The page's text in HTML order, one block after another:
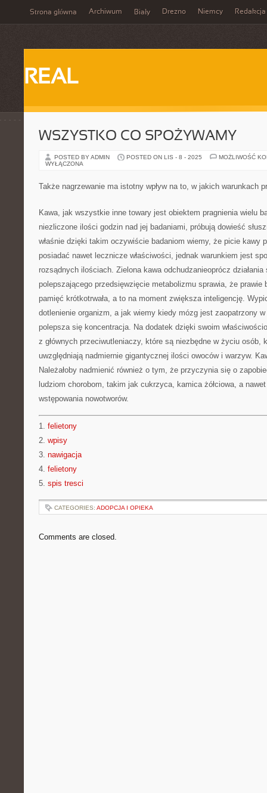
Strona główna Archiwum Biały Drezno Niemcy Redakcja
REAL
WSZYSTKO CO SPOŻYWAMY…
POSTED BY ADMIN POSTED ON LIS - 8 - 2025
MOŻLIWOŚĆ
WYŁĄCZONA
Także nagrzewanie ma istotny wpływ na to, w jakich warunkach
Kawa, jak wszystkie inne towary jest obiektem pragnienia wielu
niezliczone ilości godzin nad jej badaniami, próbują dowieść
właśnie dzięki takim oczywiście badaniom wiemy, że picie kawy
posiadać nawet lecznicze właściwości, jednak warunkiem jest
rozsądnych ilościach. Zielona kawa odchudzanieoprócz
polepszającego przedsięwzięcie metabolizmu sprawia, że prawie
pamięć krótkotrwała, a to na moment zwiększa inteligencję.
dotlenienie organizm, a jak wiemy kiedy mózg jest zaopatrzony
polepsza się koncentracja. Na dodatek dzięki swoim
z głównych przeciwutleniaczy, które są niezbędne w życiu osób,
uwzględniają nadmiernie gigantycznej ilości owoców i warzyw.
Należałoby nadmienić również o tym, że przyczynia się o
ludziom chorobom, takim jak cukrzyca, kamica żółciowa, a
wstępowania nowotworów.
1. felietony
2. wpisy
3. nawigacja
4. felietony
5. spis tresci
CATEGORIES: ADOPCJA I OPIEKA
Comments are closed.